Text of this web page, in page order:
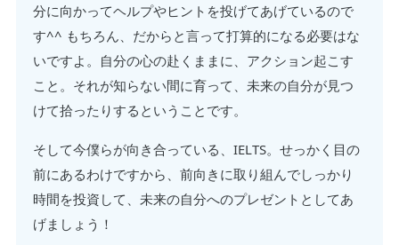
分に向かってヘルプやヒントを投げてあげているので
す^^ もちろん、だからと言って打算的になる必要はな
いですよ。自分の心の赴くままに、アクション起こす
こと。それが知らない間に育って、未来の自分が見つ
けて拾ったりするということです。
そして今僕らが向き合っている、IELTS。せっかく目の
前にあるわけですから、前向きに取り組んでしっかり
時間を投資して、未来の自分へのプレゼントとしてあ
げましょう！